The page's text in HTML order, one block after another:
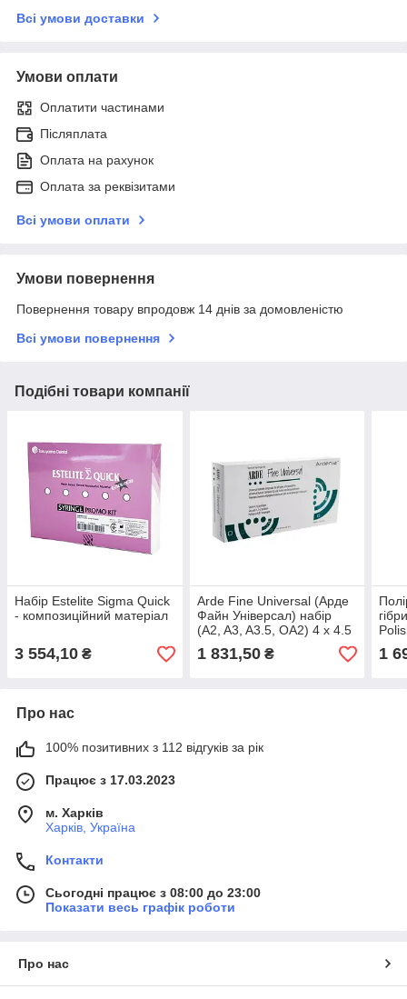
Всі умови доставки
Умови оплати
Оплатити частинами
Післяплата
Оплата на рахунок
Оплата за реквізитами
Всі умови оплати
Умови повернення
Повернення товару впродовж 14 днів за домовленістю
Всі умови повернення
Подібні товари компанії
Набір Estelite Sigma Quick
- композиційний матеріал
3 554,10 ₴
Arde Fine Universal (Арде
Файн Універсал) набір
(A2, A3, A3.5, OA2) 4 x 4.5
г
1 831,50₴
24
1
Про нас
100% позитивних з 112 відгуків за рік
Працює з 17.03.2023
м. Харків
Харків, Україна
Контакти
Сьогодні працює з 08:00 до 23:00
Показати весь графік роботи
Про нас